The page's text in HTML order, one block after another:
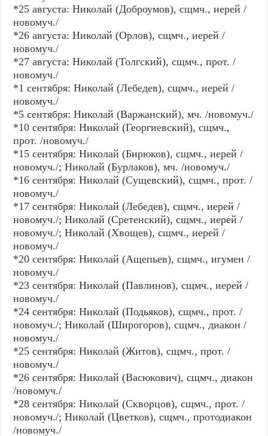
*25 августа: Николай (Доброумов), сщмч., иерей /
новомуч./
*26 августа: Николай (Орлов), сщмч., иерей /
новомуч./
*27 августа: Николай (Толгский), сщмч., прот. /
новомуч./
*1 сентября: Николай (Лебедев), сщмч., иерей /
новомуч./
*5 сентября: Николай (Варжанский), мч. /новомуч./
*10 сентября: Николай (Георгиевский), сщмч.,
прот. /новомуч./
*15 сентября: Николай (Бирюков), сщмч., иерей /
новомуч./; Николай (Бурлаков), мч. /новомуч./
*16 сентября: Николай (Сущевский), сщмч., прот. /
новомуч./
*17 сентября: Николай (Лебедев), сщмч., иерей /
новомуч./; Николай (Сретенский), сщмч., иерей /
новомуч./; Николай (Хвощев), сщмч., иерей /
новомуч./
*20 сентября: Николай (Ащепьев), сщмч., игумен /
новомуч./
*23 сентября: Николай (Павлинов), сщмч., иерей /
новомуч./
*24 сентября: Николай (Подьяков), сщмч., прот. /
новомуч./; Николай (Широгоров), сщмч., диакон /
новомуч./
*25 сентября: Николай (Житов), сщмч., прот. /
новомуч./
*26 сентября: Николай (Васюкович), сщмч., диакон
/новомуч./
*28 сентября: Николай (Скворцов), сщмч., прот. /
новомуч./; Николай (Цветков), сщмч., протодиакон
/новомуч./